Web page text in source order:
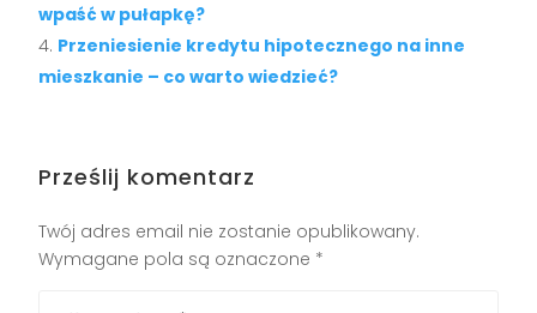
wpaść w pułapkę?
Przeniesienie kredytu hipotecznego na inne
mieszkanie – co warto wiedzieć?
Prześlij komentarz
Twój adres email nie zostanie opublikowany.
Wymagane pola są oznaczone *